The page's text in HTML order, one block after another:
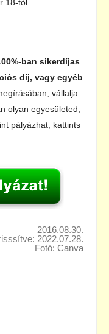
18-tól.
ban sikerdíjas
díj, vagy egyéb
vállalja
olyan egyesületed,
pályázhat, kattints
2016.08.30.
2022.07.28.
Fotó: Canva